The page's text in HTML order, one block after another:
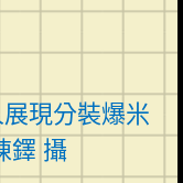
現分裝爆米
鐸 攝